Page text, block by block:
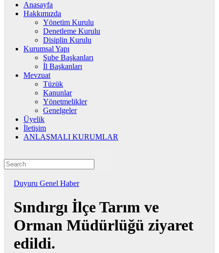
Anasayfa
Hakkımızda
Yönetim Kurulu
Denetleme Kurulu
Disiplin Kurulu
Kurumsal Yapı
Şube Başkanları
İl Başkanları
Mevzuat
Tüzük
Kanunlar
Yönetmelikler
Genelgeler
Üyelik
İletişim
ANLAŞMALI KURUMLAR
Duyuru Genel Haber
Sındırgı İlçe Tarım ve
Orman Müdürlüğü ziyaret
edildi.